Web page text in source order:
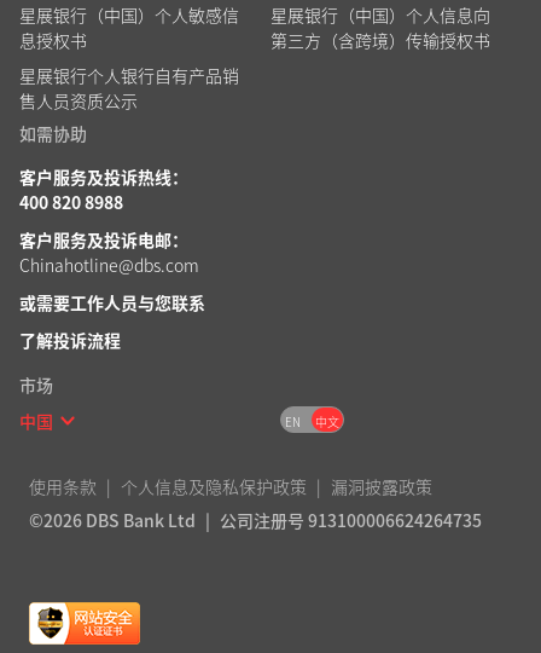
星展银行（中国）个人敏感信
息授权书
星展银行（中国）个人信息向
第三方（含跨境）传输授权书
星展银行个人银行自有产品销
售人员资质公示
如需协助
客户服务及投诉热线：
400 820 8988
客户服务及投诉电邮：
Chinahotline@dbs.com
或需要工作人员与您联系
了解投诉流程
市场
中国
EN 中文
使用条款 个人信息及隐私保护政策
漏洞披露政策
©2026 DBS Bank Ltd
公司注册号 913100006624264735